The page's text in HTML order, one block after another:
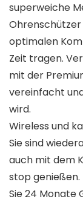
superweiche
optimalen
Zeit tragen.
mit der
vereinfacht
wird.
Wireless und
Sie sind
auch mit dem
stop
Sie 24 Monate